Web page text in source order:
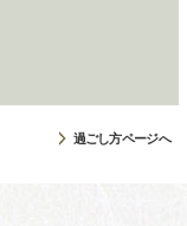
過ごし方ページへ